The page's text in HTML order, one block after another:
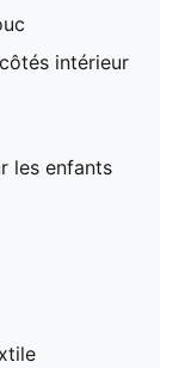
intérieur
les enfants